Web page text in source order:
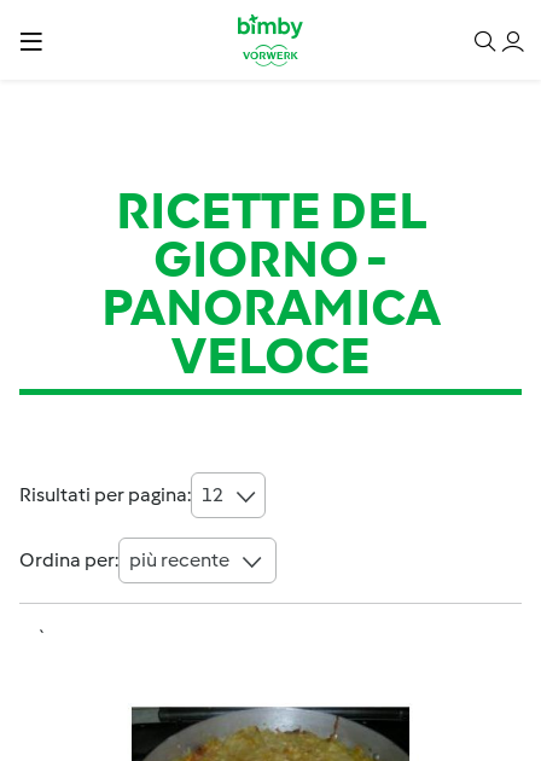
RICETTE DEL
GIORNO-
PANORAMICA
VELOCE
Risultati per pagina: 12
Ordina per: più recente
`